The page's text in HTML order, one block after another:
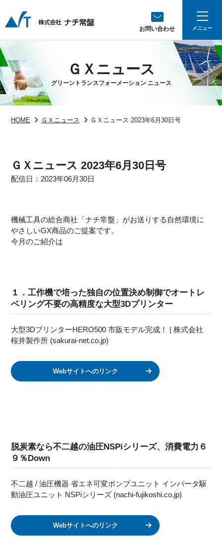
お問い合わせ
ＧＸニュース
グリーントランスフォーメーション ニュース
HOME ＧＸニュース ＧＸニュース 2023年6月30日号
ＧＸニュース 2023年6月30日号
配信日：2023年06月30日
機械工具の総合商社「ナチ常盤」がお送りする自然環境に
やさしいGX商品のご提案です。
今月のご紹介は
１．工作機で培った独自の位置決め制御でオートレ
ベリング不要の高精度な大型3Dプリンター
大型3DプリンターHERO500 市販モデル完成！ | 株式会社
桜井製作所 (sakurai-net.co.jp)
Webサイトへのリンク
脱炭素なら不二越の油圧NSPiシリーズ、消費電力６
９％Down
不二越 / 油圧機器 省エネ可変ポンプユニット インバータ駆
動油圧ユニット NSPiシリーズ (nachi-fujikoshi.co.jp)
Webサイトへのリンク